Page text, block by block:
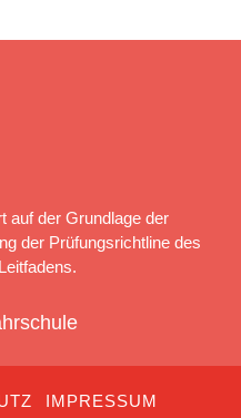
auf der Grundlage der
der Prüfungsrichtline des
IMPRESSUM